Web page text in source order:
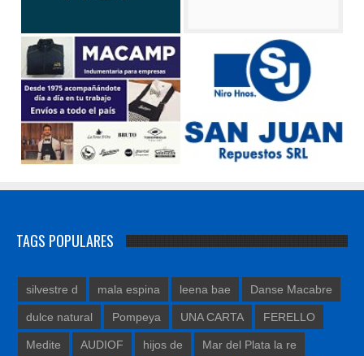
TAGS POPULARES
silvestre d mala espina leena bae Danse Macabre
dulce natural Pompeya UNA CARTA FERELLO
Medite AUDIOF hijos de Mar del Plata la re